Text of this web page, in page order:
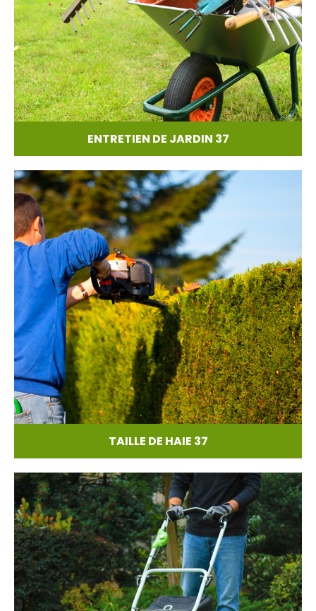
ENTRETIEN DE JARDIN 37
TAILLE DE HAIE 37